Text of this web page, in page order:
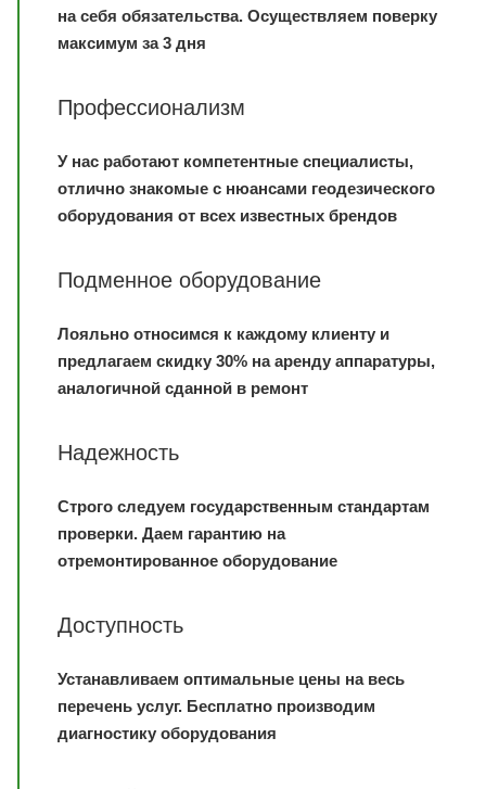
на себя обязательства. Осуществляем поверку
максимум за 3 дня
Профессионализм
У нас работают компетентные специалисты,
отлично знакомые с нюансами геодезического
оборудования от всех известных брендов
Подменное оборудование
Лояльно относимся к каждому клиенту и
предлагаем скидку 30% на аренду аппаратуры,
аналогичной сданной в ремонт
Надежность
Строго следуем государственным стандартам
проверки. Даем гарантию на
отремонтированное оборудование
Доступность
Устанавливаем оптимальные цены на весь
перечень услуг. Бесплатно производим
диагностику оборудования